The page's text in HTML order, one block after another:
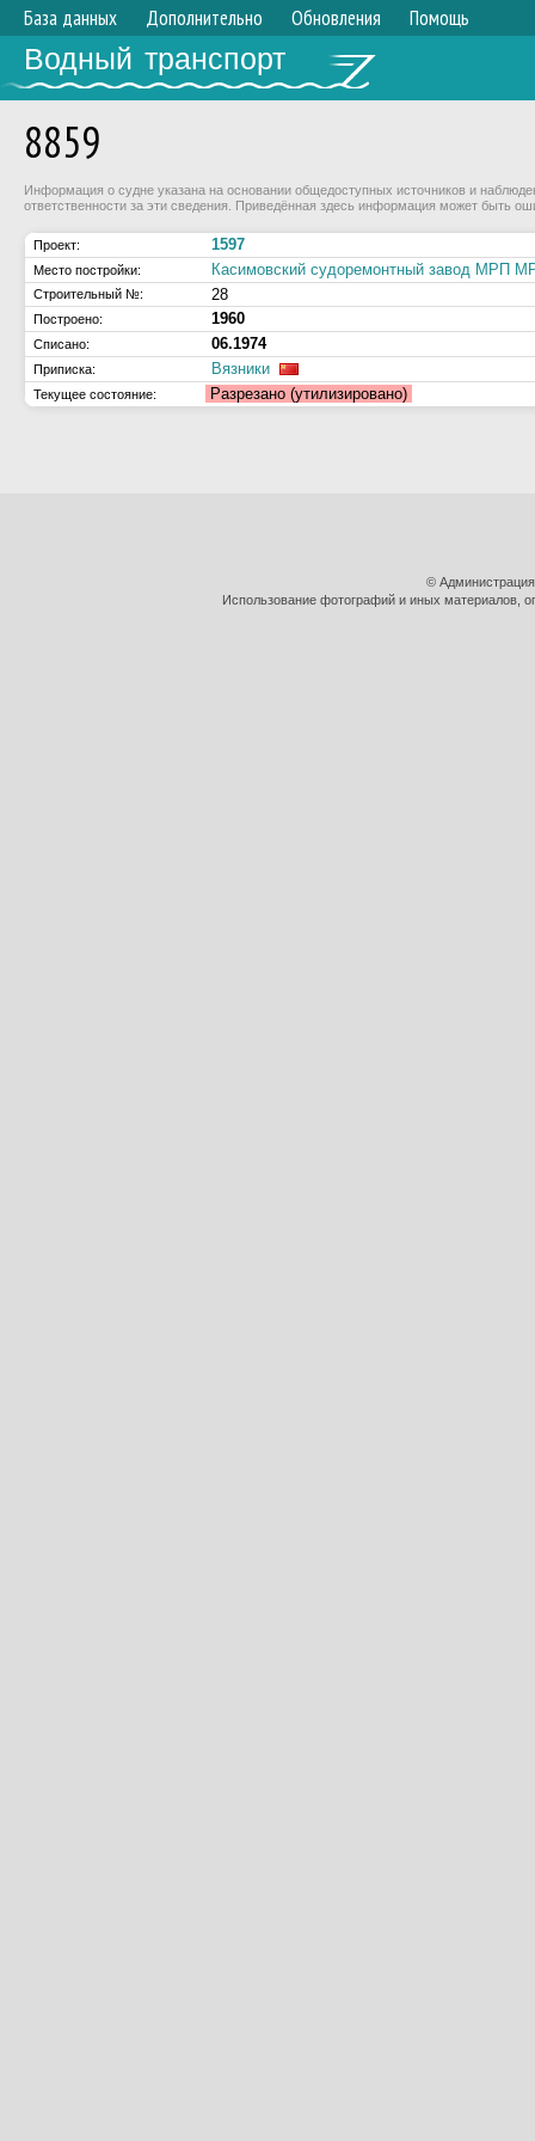
База данных Дополнительно Обновления Помощь
Водный транспорт
8859
Информация о судне указана на основании общедоступных источников и
ответственности за эти сведения. Приведённая здесь информация может быть
Проект: 1597
Место постройки: Касимовский судоремонтный завод МРП
Строительный №: 28
Построено: 1960
Списано: 06.1974
Приписка: Вязники
Текущее состояние: Разрезано (утилизировано)
©
Использование фотографий и иных материалов,